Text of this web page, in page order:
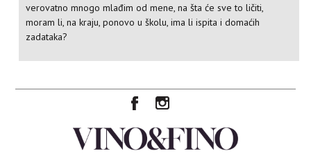
verovatno mnogo mlađim od mene, na šta će sve to ličiti,
moram li, na kraju, ponovo u školu, ima li ispita i domaćih
zadataka?